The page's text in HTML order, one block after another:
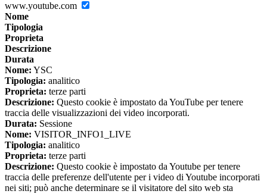
www.youtube.com
Nome
Tipologia
Proprieta
Descrizione
Durata
Nome: YSC
Tipologia: analitico
Proprieta: terze parti
Descrizione: Questo cookie è impostato da YouTube per tenere
traccia delle visualizzazioni dei video incorporati.
Durata: Sessione
Nome: VISITOR_INFO1_LIVE
Tipologia: analitico
Proprieta: terze parti
Descrizione: Questo cookie è impostato da Youtube per tenere
traccia delle preferenze dell'utente per i video di Youtube incorporati
nei siti; può anche determinare se il visitatore del sito web sta